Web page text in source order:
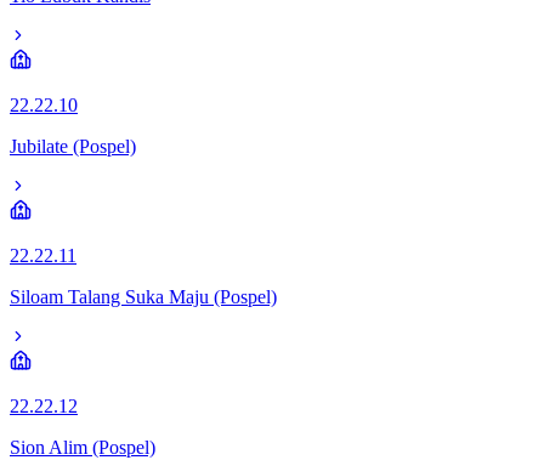
22.22.10
Jubilate (Pospel)
22.22.11
Siloam Talang Suka Maju (Pospel)
22.22.12
Sion Alim (Pospel)